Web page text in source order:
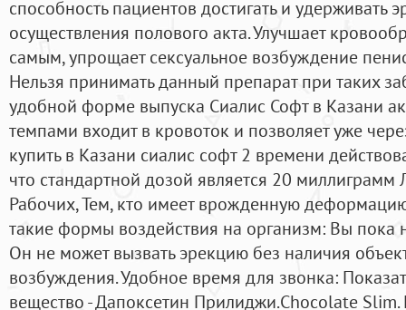
способность пациентов достигать и
осуществления полового акта. Улучшает
самым, упрощает сексуальное возбуждение
Нельзя принимать данный препарат при таких
удобной форме выпуска Сиалис Софт в Казани
темпами входит в кровоток и позволяет уже
купить в Казани сиалис софт 2 времени
что стандартной дозой является 20 миллиграмм
Рабочих, Тем, кто имеет врожденную
такие формы воздействия на организм: Вы пока
Он не может вызвать эрекцию без наличия
возбуждения. Удобное время для звонка:
вещество - Дапоксетин Прилиджи.Chocolate